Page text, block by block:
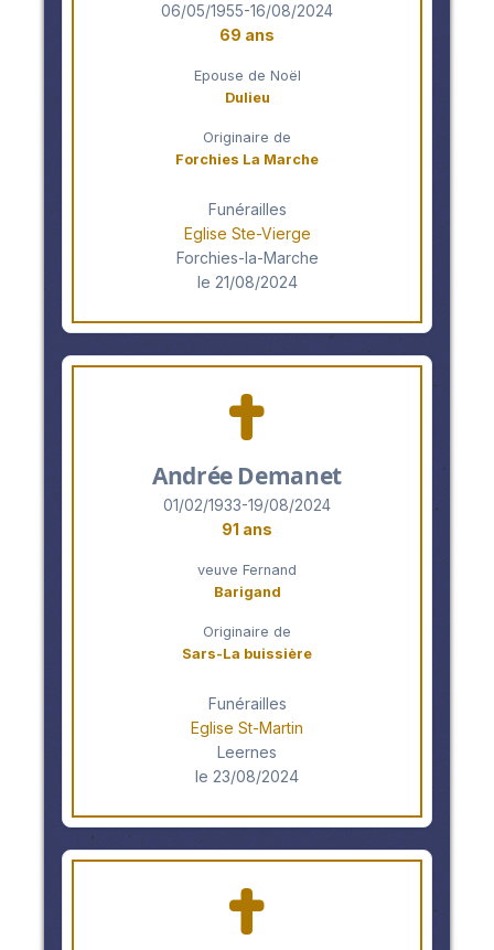
06/05/1955-16/08/2024
69 ans
Epouse de Noël
Dulieu
Originaire de
Forchies La Marche
Funérailles
Eglise Ste-Vierge
Forchies-la-Marche
le 21/08/2024
Andrée Demanet
01/02/1933-19/08/2024
91 ans
veuve Fernand
Barigand
Originaire de
Sars-La buissière
Funérailles
Eglise St-Martin
Leernes
le 23/08/2024